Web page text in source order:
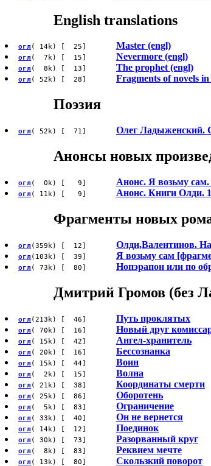
English translations
огл ( 14k) [ 25] Master (engl)
огл ( 7k) [ 15] Nevermore (engl)
огл ( 8k) [ 13] The prophet (engl)
огл ( 52k) [ 28] Fragments of novels
Поэзия
огл ( 52k) [ 71] Олег Ладыженский.
Анонсы новых
огл ( 0k) [ 9] Анонс. Я возьму сам.
огл ( 11k) [ 9] Анонс. Книги Олди.
Фрагменты новых
огл (359k) [ 12] Олди,Валентинов.
огл (103k) [ 39] Я возьму сам
огл ( 73k) [ 80] Нопэрапон или по
Дмитрий Громов (без
огл (213k) [ 46] Путь проклятых
огл ( 70k) [ 16] Новый друг
огл ( 15k) [ 42] Ангел-хранитель
огл ( 20k) [ 16] Бессознанка
огл ( 15k) [ 44] Воин
огл ( 2k) [ 15] Волна
огл ( 21k) [ 38] Координаты смерти
огл ( 25k) [ 86] Оборотень
огл ( 5k) [ 83] Ограничение
огл ( 33k) [ 40] Он не вернется
огл ( 14k) [ 12] Поединок
огл ( 30k) [ 73] Разорванный круг
огл ( 8k) [ 83] Реквием мечте
огл ( 13k) [ 80] Скользкий поворот